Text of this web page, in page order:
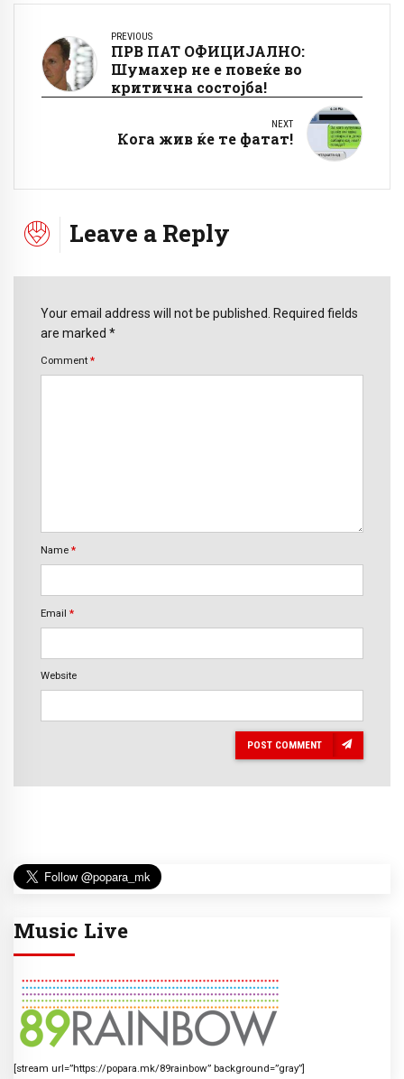
PREVIOUS
ПРВ ПАТ ОФИЦИЈАЛНО:
Шумахер не е повеќе во
критична состојба!
NEXT
Кога жив ќе те фатат!
Leave a Reply
Your email address will not be published. Required fields
are marked *
Comment *
Name *
Email *
Website
POST COMMENT
Music Live
[stream url=”https://popara.mk/89rainbow” background=”gray”]